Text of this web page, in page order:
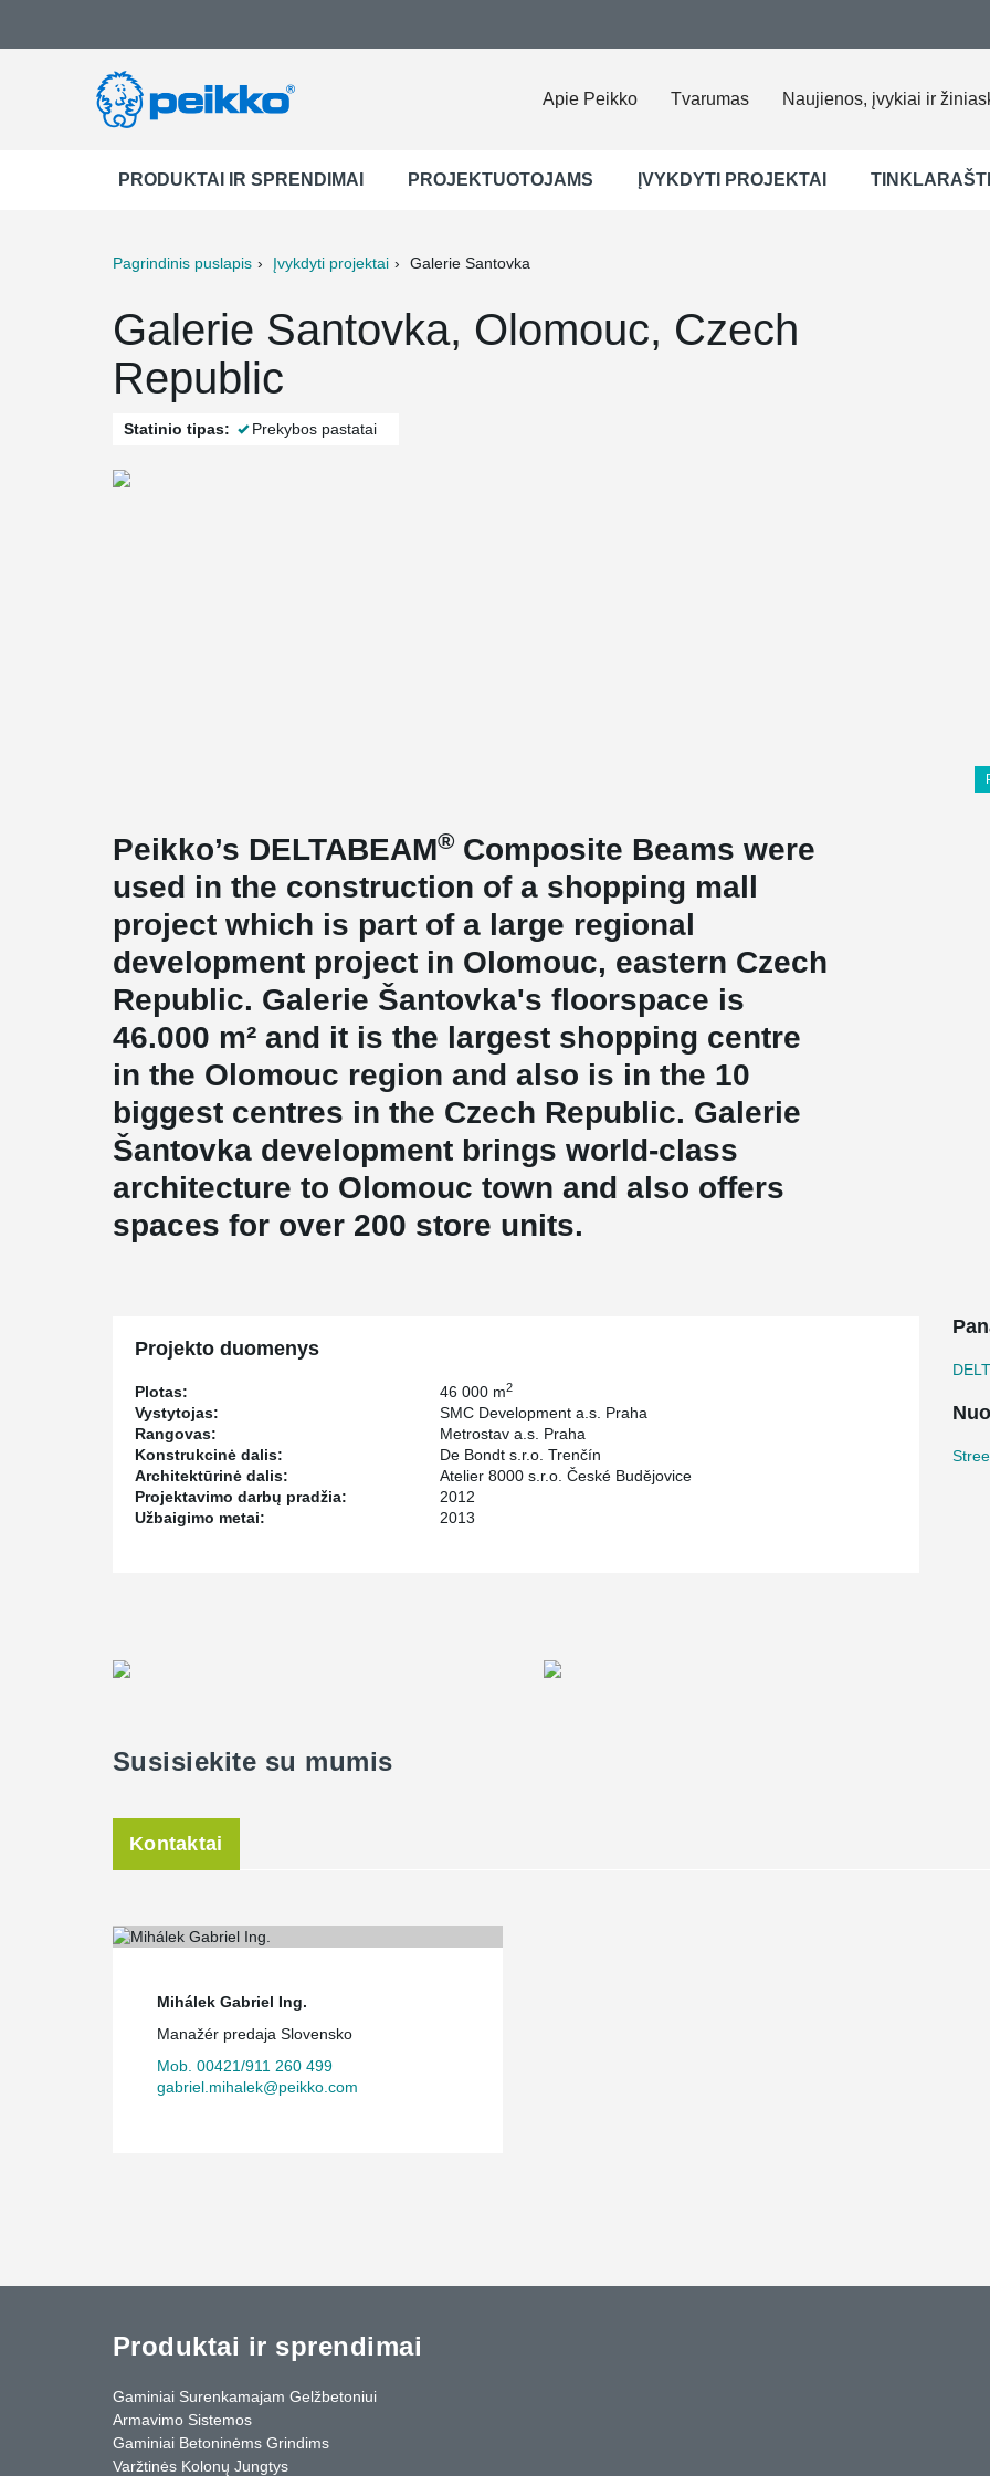
Apie Peikko Tvarumas Naujienos, įvykiai ir
PRODUKTAI IR SPRENDIMAI PROJEKTUOTOJAMS ĮVYKDYTI PROJEKTAI
Pagrindinis puslapis Įvykdyti projektai Galerie Santovka
Galerie Santovka, Olomouc, Czech
Republic
Statinio tipas: Prekybos pastatai
Peikko’s DELTABEAM® Composite Beams were
used in the construction of a shopping mall
project which is part of a large regional
development project in Olomouc, eastern Czech
Republic. Galerie Šantovka's floorspace is
46.000 m² and it is the largest shopping centre
in the Olomouc region and also is in the 10
biggest centres in the Czech Republic. Galerie
Šantovka development brings world-class
architecture to Olomouc town and also offers
spaces for over 200 store units.
Projekto duomenys
Plotas: 46 000 m2
Vystytojas:
SMC Development a.s. Praha
Rangovas:
Metrostav a.s. Praha
Konstrukcinė dalis:
De Bondt s.r.o. Trenčín
Architektūrinė dalis:
Atelier 8000 s.r.o. České Budějovice
Projektavimo darbų pradžia:
2012
Užbaigimo metai:
2013
Susisiekite su mumis
Kontaktai
Mihálek Gabriel Ing.
Manažér predaja Slovensko
Mob. 00421/911 260 499
gabriel.mihalek@peikko.com
Produktai ir sprendimai
Gaminiai Surenkamajam Gelžbetoniui
Armavimo Sistemos
Gaminiai Betoninėms Grindims
Varžtinės Kolonų Jungtys